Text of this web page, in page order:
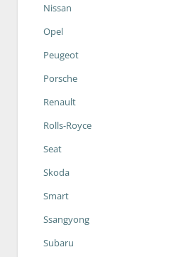
Nissan
Opel
Peugeot
Porsche
Renault
Rolls-Royce
Seat
Skoda
Smart
Ssangyong
Subaru